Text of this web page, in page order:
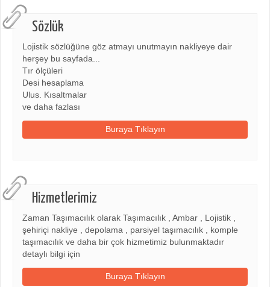
Sözlük
Lojistik sözlüğüne göz atmayı unutmayın nakliyeye dair
herşey bu sayfada...
Tır ölçüleri
Desi hesaplama
Ulus. Kısaltmalar
ve daha fazlası
Buraya Tıklayın
Hizmetlerimiz
Zaman Taşımacılık olarak Taşımacılık , Ambar , Lojistik ,
şehiriçi nakliye , depolama , parsiyel taşımacılık , komple
taşımacılık ve daha bir çok hizmetimiz bulunmaktadır
detaylı bilgi için
Buraya Tıklayın